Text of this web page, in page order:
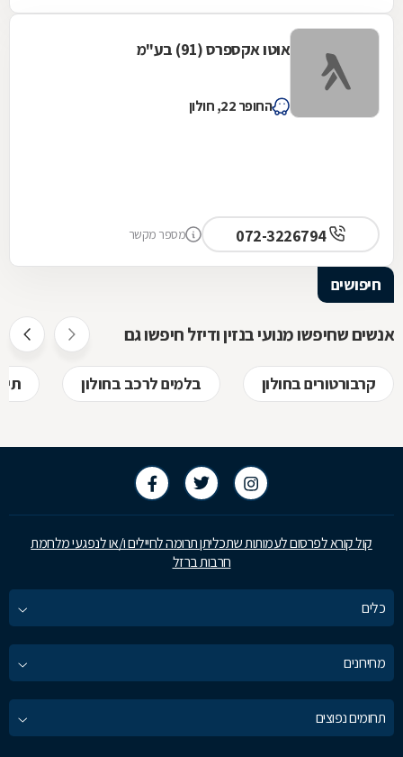
אוטו אקספרס (91) בע"מ
החופר 22, חולון
072-3226794 מספר מקשר
חיפושים
אנשים שחיפשו מנועי בנזין ודיזל חיפשו גם
קרבורטורים בחולון בלמים לרכב בחולון
קול קורא לפרסום לעמותות שתכליתן תרומה לחיילים ו/או לנפגעי מלחמת
חרבות ברזל
כלים
מחירונים
תחומים נפוצים